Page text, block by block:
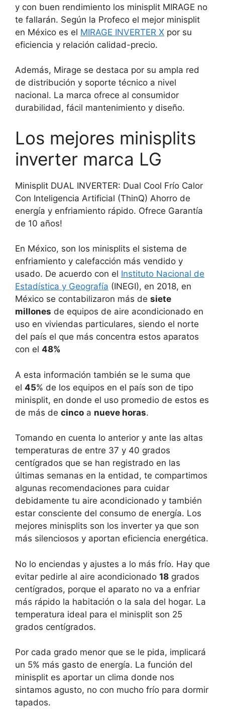
y con buen rendimiento los minisplit MIRAGE no
te fallarán. Según la Profeco el mejor minisplit
en México es el MIRAGE INVERTER X por su
eficiencia y relación calidad-precio.
Además, Mirage se destaca por su ampla red
de distribución y soporte técnico a nivel
nacional. La marca ofrece al consumidor
durabilidad, fácil mantenimiento y diseño.
Los mejores minisplits
inverter marca LG
Minisplit DUAL INVERTER: Dual Cool Frío Calor
Con Inteligencia Artificial (ThinQ) Ahorro de
energía y enfriamiento rápido. Ofrece Garantía
de 10 años!
En México, son los minisplits el sistema de
enfriamiento y calefacción más vendido y
usado. De acuerdo con el Instituto Nacional de
Estadística y Geografía (INEGI), en 2018, en
México se contabilizaron más de siete
millones de equipos de aire acondicionado en
uso en viviendas particulares, siendo el norte
del país el que más concentra estos aparatos
con el 48%
A esta información también se le suma que
el 45% de los equipos en el país son de tipo
minisplit, en donde el uso promedio de estos es
de más de cinco a nueve horas.
Tomando en cuenta lo anterior y ante las altas
temperaturas de entre 37 y 40 grados
centígrados que se han registrado en las
últimas semanas en la entidad, te compartimos
algunas recomendaciones para cuidar
debidamente tu aire acondicionado y también
estar consciente del consumo de energía. Los
mejores minisplits son los inverter ya que son
más silenciosos y aportan eficiencia energética.
No lo enciendas y ajustes a lo más frío. Hay que
evitar pedirle al aire acondicionado 18 grados
centígrados, porque el aparato no va a enfriar
más rápido la habitación o la sala del hogar. La
temperatura ideal para el minisplit son 25
grados centígrados.
Por cada grado menor que se le pida, implicará
un 5% más gasto de energía. La función del
minisplit es aportar un clima donde nos
sintamos agusto, no con mucho frío para dormir
tapados.